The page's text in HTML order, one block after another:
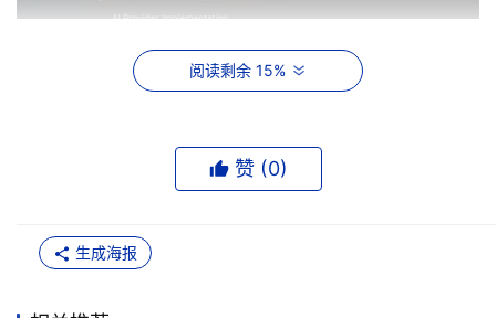
在企业级能力上，Qoder 1.0将此前分散的记忆
（Memory）、Repo Wiki和知识卡片（Knowledge
制，可将个人能力快速沉淀为组织能力。例如，Agent在执
行任务时可自动调用团队规范、历史决策、模块关系、编码
后，用户代码保留率提升 11%，输入Token消耗大幅降低
40%，对话轮次减少33%。
阅读剩余 15%
赞 (0)
生成海报